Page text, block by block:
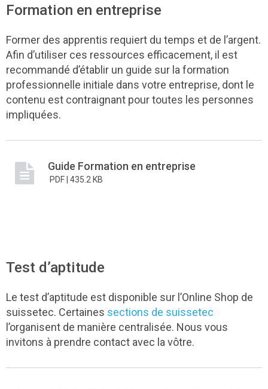
Formation en entreprise
Former des apprentis requiert du temps et de l’argent.
Afin d’utiliser ces ressources efficacement, il est
recommandé d’établir un guide sur la formation
professionnelle initiale dans votre entreprise, dont le
contenu est contraignant pour toutes les personnes
impliquées.
Guide Formation en entreprise
PDF | 435.2 KB
Test d’aptitude
Le test d’aptitude est disponible sur l’Online Shop de
suissetec. Certaines sections de suissetec
l’organisent de manière centralisée. Nous vous
invitons à prendre contact avec la vôtre.